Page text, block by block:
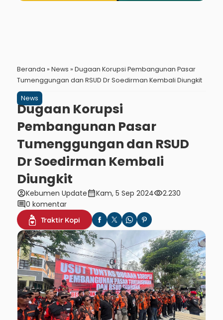
Beranda » News » Dugaan Korupsi Pembangunan Pasar
Tumenggungan dan RSUD Dr Soedirman Kembali Diungkit
News
Dugaan Korupsi
Pembangunan Pasar
Tumenggungan dan RSUD
Dr Soedirman Kembali
Diungkit
account_circleKebumen Updatecalendar_monthKam, 5 Sep 2024visibility2.230
comment0 komentar
Traktir Kopi